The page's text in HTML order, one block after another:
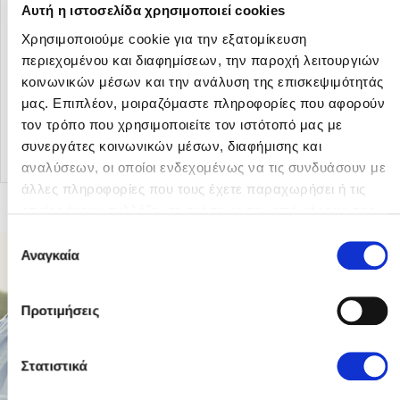
Αυτή η ιστοσελίδα χρησιμοποιεί cookies
Χρησιμοποιούμε cookie για την εξατομίκευση
περιεχομένου και διαφημίσεων, την παροχή λειτουργιών
κοινωνικών μέσων και την ανάλυση της επισκεψιμότητάς
μας. Επιπλέον, μοιραζόμαστε πληροφορίες που αφορούν
τον τρόπο που χρησιμοποιείτε τον ιστότοπό μας με
συνεργάτες κοινωνικών μέσων, διαφήμισης και
αναλύσεων, οι οποίοι ενδεχομένως να τις συνδυάσουν με
άλλες πληροφορίες που τους έχετε παραχωρήσει ή τις
συγκατάθεσης
Αναγκαία
Προτιμήσεις
Στατιστικά
Επιστροφή στα άρθρα